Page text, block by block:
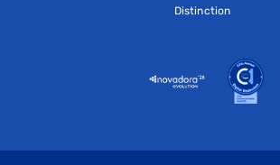
Distinction